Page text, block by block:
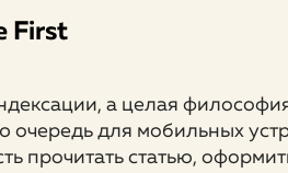
First
а целая
для мобильных
прочитать статью,